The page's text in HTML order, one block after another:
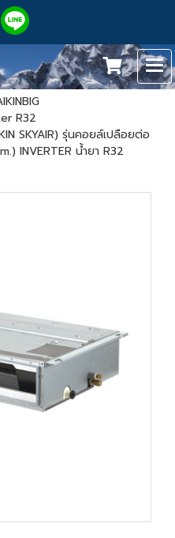
R32
SKYAIR) รุ่นคอยล์เปลือยต่อ
INVERTER น้ำยา R32